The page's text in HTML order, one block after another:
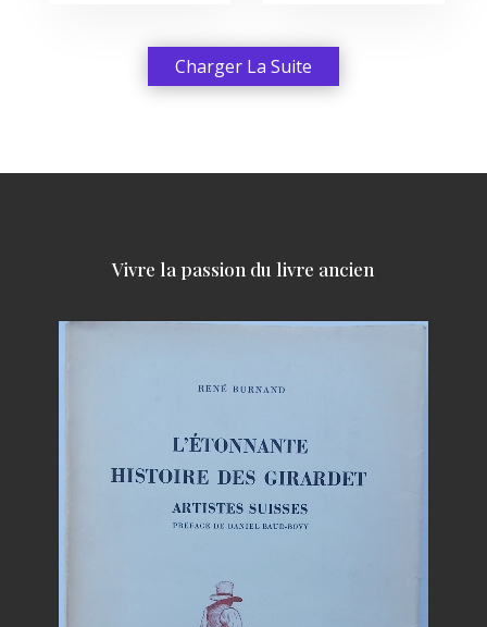
Charger La Suite
Vivre la passion du livre ancien